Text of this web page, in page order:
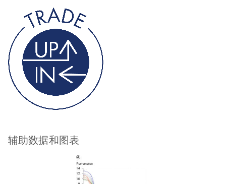
辅助数据和图表